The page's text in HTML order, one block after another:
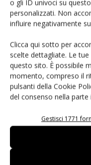
o gli ID univoci su
personalizzati. Non
influire negativamente
Clicca qui sotto per
scelte dettagliate. Le
questo sito. È possibile
momento, compreso il
pulsanti della Cookie
del consenso nella
Gestisci 1771
ARTICOLI CORRELATI ALTRO
tempi
Test